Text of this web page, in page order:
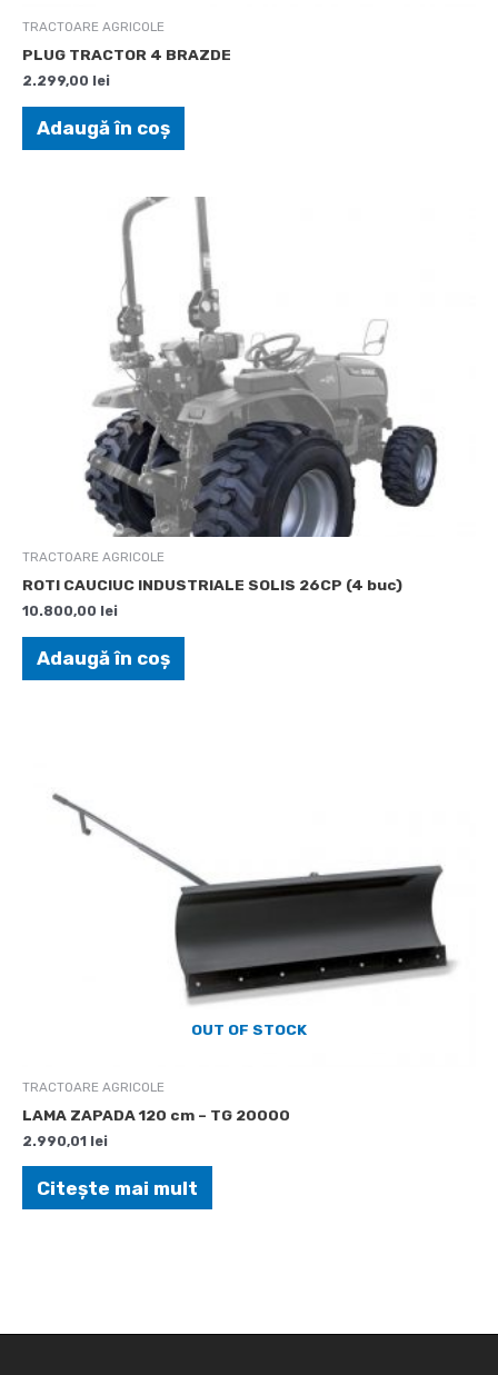
TRACTOARE AGRICOLE
PLUG TRACTOR 4 BRAZDE
2.299,00 lei
Adaugă în coș
TRACTOARE AGRICOLE
ROTI CAUCIUC INDUSTRIALE SOLIS 26CP (4 buc)
10.800,00 lei
Adaugă în coș
OUT OF STOCK
TRACTOARE AGRICOLE
LAMA ZAPADA 120 cm – TG 20000
2.990,01 lei
Citește mai mult